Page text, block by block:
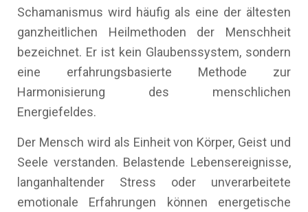
Schamanismus wird häufig als eine der ältesten
ganzheitlichen Heilmethoden der Menschheit
bezeichnet. Er ist kein Glaubenssystem, sondern
eine erfahrungsbasierte Methode zur
Harmonisierung des menschlichen
Energiefeldes.
Der Mensch wird als Einheit von Körper, Geist und
Seele verstanden. Belastende Lebensereignisse,
langanhaltender Stress oder unverarbeitete
emotionale Erfahrungen können energetische